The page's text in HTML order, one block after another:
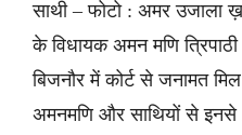
साथी – फोटो : अमर उजाला
के विधायक अमन मणि
बिजनौर में कोर्ट से जनामत
अमनमणि और साथियों से